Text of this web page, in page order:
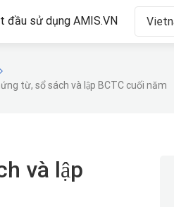
đầu sử dụng AMIS.VN
từ, sổ sách và lập BCTC cuối năm
và lập